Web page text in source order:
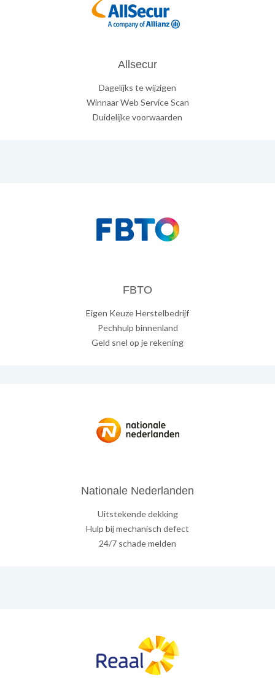
Allsecur
Dagelijks te wijzigen
Winnaar Web Service Scan
Duidelijke voorwaarden
FBTO
Eigen Keuze Herstelbedrijf
Pechhulp binnenland
Geld snel op je rekening
Nationale Nederlanden
Uitstekende dekking
Hulp bij mechanisch defect
24/7 schade melden